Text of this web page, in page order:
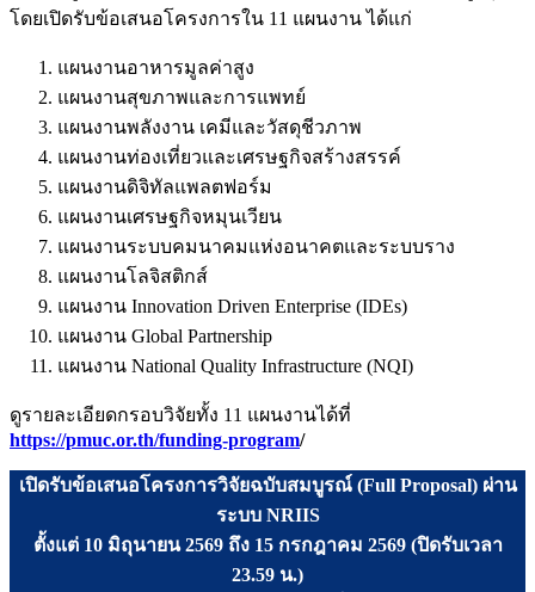
โดยเปิดรับข้อเสนอโครงการใน 11 แผนงาน ได้แก่
แผนงานอาหารมูลค่าสูง
แผนงานสุขภาพและการแพทย์
แผนงานพลังงาน เคมีและวัสดุชีวภาพ
แผนงานท่องเที่ยวและเศรษฐกิจสร้างสรรค์
แผนงานดิจิทัลแพลตฟอร์ม
แผนงานเศรษฐกิจหมุนเวียน
แผนงานระบบคมนาคมแห่งอนาคตและระบบราง
แผนงานโลจิสติกส์
แผนงาน Innovation Driven Enterprise (IDEs)
แผนงาน Global Partnership
แผนงาน National Quality Infrastructure (NQI)
ดูรายละเอียดกรอบวิจัยทั้ง 11 แผนงานได้ที่
https://pmuc.or.th/funding-program/
เปิดรับข้อเสนอโครงการวิจัยฉบับสมบูรณ์ (Full Proposal) ผ่าน
ระบบ NRIIS
ตั้งแต่ 10 มิถุนายน 2569 ถึง 15 กรกฎาคม 2569 (ปิดรับเวลา
23.59 น.)